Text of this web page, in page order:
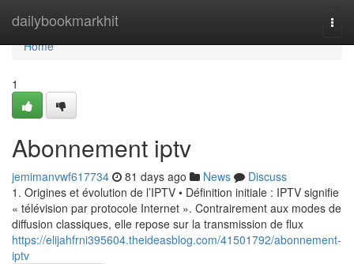
dailybookmarkhit
Home
Home
1
Abonnement iptv
jemimanvwf617734 81 days ago News
Discuss
1. Origines et évolution de l’IPTV • Définition initiale : IPTV signifie
« télévision par protocole Internet ». Contrairement aux modes de
diffusion classiques, elle repose sur la transmission de flux
https://elijahfrni395604.theideasblog.com/41501792/abonnement-
iptv